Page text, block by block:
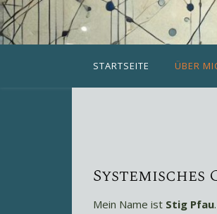
STARTSEITE ÜBER
Mein Name ist Stig Pfau.